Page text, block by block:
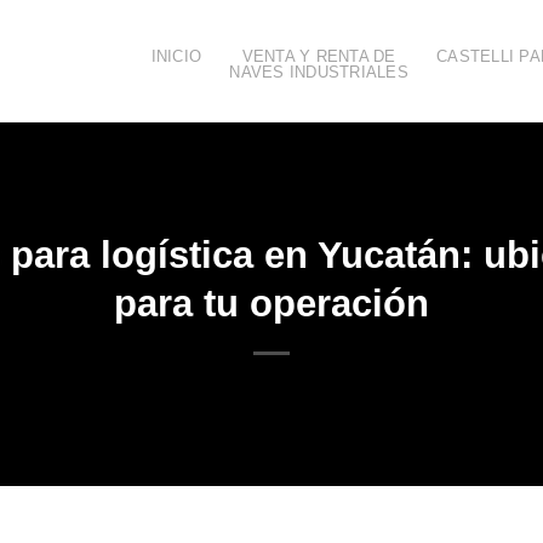
INICIO
VENTA Y RENTA DE
NAVES INDUSTRIALES
CASTELLI
para logística en Yucatán:
para tu operación